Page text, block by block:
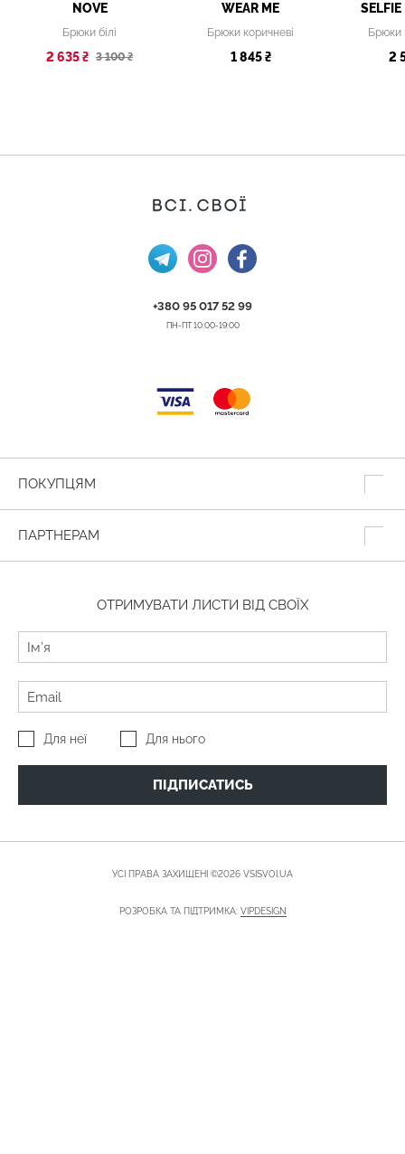
NOVE
Брюки білі
2 635 ₴ 3 100 ₴
WEAR ME
Брюки коричневі
1 845 ₴
SELFIE
Брюки
2
+380 95 017 52 99
ПН-ПТ 10:00-19:00
ПОКУПЦЯМ
ПАРТНЕРАМ
ОТРИМУВАТИ ЛИСТИ ВІД СВОЇХ
Для неї Для нього
ПІДПИСАТИСЬ
УСІ ПРАВА ЗАХИЩЕНІ ©2026 VSISVOI.UA
РОЗРОБКА ТА ПІДТРИМКА: VIPDESIGN